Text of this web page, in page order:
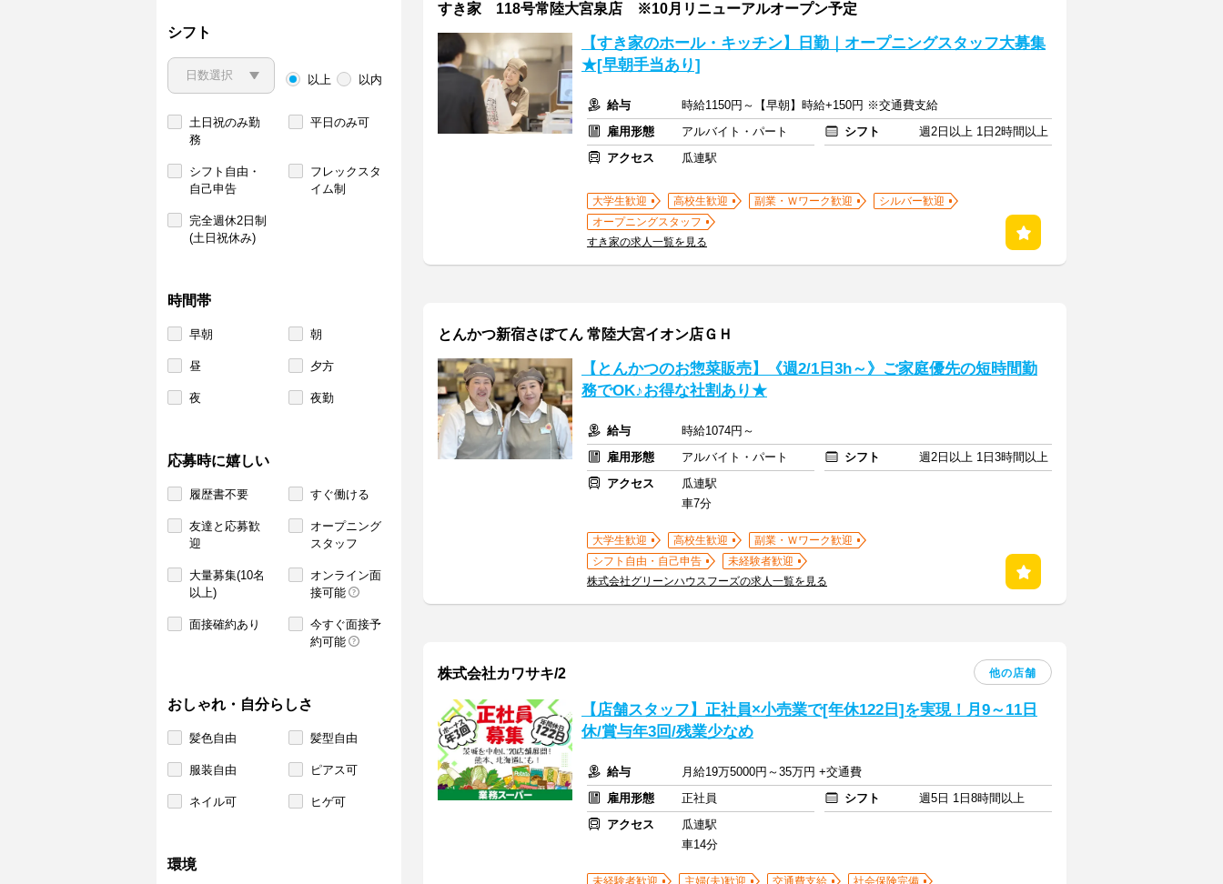
シフト
以上 以内
土日祝のみ勤
務
平日のみ可
シフト自由・
自己申告
フレックスタ
イム制
完全週休2日制
(土日祝休み)
時間帯
早朝 朝
昼 夕方
夜 夜勤
応募時に嬉しい
履歴書不要 すぐ働ける
友達と応募歓
迎
オープニング
スタッフ
大量募集(10名
以上)
オンライン面
接可能
面接確約あり
今すぐ面接予
約可能
おしゃれ・自分らしさ
髪色自由 髪型自由
服装自由 ピアス可
ネイル可 ヒゲ可
環境
すき家 118号常陸大宮泉店 ※10月リニューアルオープン予定
【すき家のホール・キッチン】日勤｜オープニングスタッフ大募集
★[早朝手当あり]
給与
時給1150円～【早朝】時給+150円 ※交通費支給
雇用形態
アルバイト・パート シフト
週2日以上 1日2時間以上
アクセス
瓜連駅
大学生歓迎 高校生歓迎 副業・Ｗワーク歓迎
シルバー歓迎
オープニングスタッフ
すき家の求人一覧を見る
とんかつ新宿さぼてん 常陸大宮イオン店ＧＨ
【とんかつのお惣菜販売】《週2/1日3h～》ご家庭優先の短時間勤
務でOK♪お得な社割あり★
給与
時給1074円～
雇用形態
アルバイト・パート シフト
週2日以上 1日3時間以上
アクセス
瓜連駅
車7分
大学生歓迎 高校生歓迎
副業・Ｗワーク歓迎
シフト自由・自己申告
未経験者歓迎
株式会社グリーンハウスフーズの求人一覧を見る
株式会社カワサキ/2 他の店舗
【店舗スタッフ】正社員×小売業で[年休122日]を実現！月9～11日
休/賞与年3回/残業少なめ
給与
月給19万5000円～35万円 +交通費
雇用形態
正社員 シフト
週5日 1日8時間以上
アクセス
瓜連駅
車14分
未経験者歓迎 主婦(夫)歓迎 交通費支給 社会保険完備